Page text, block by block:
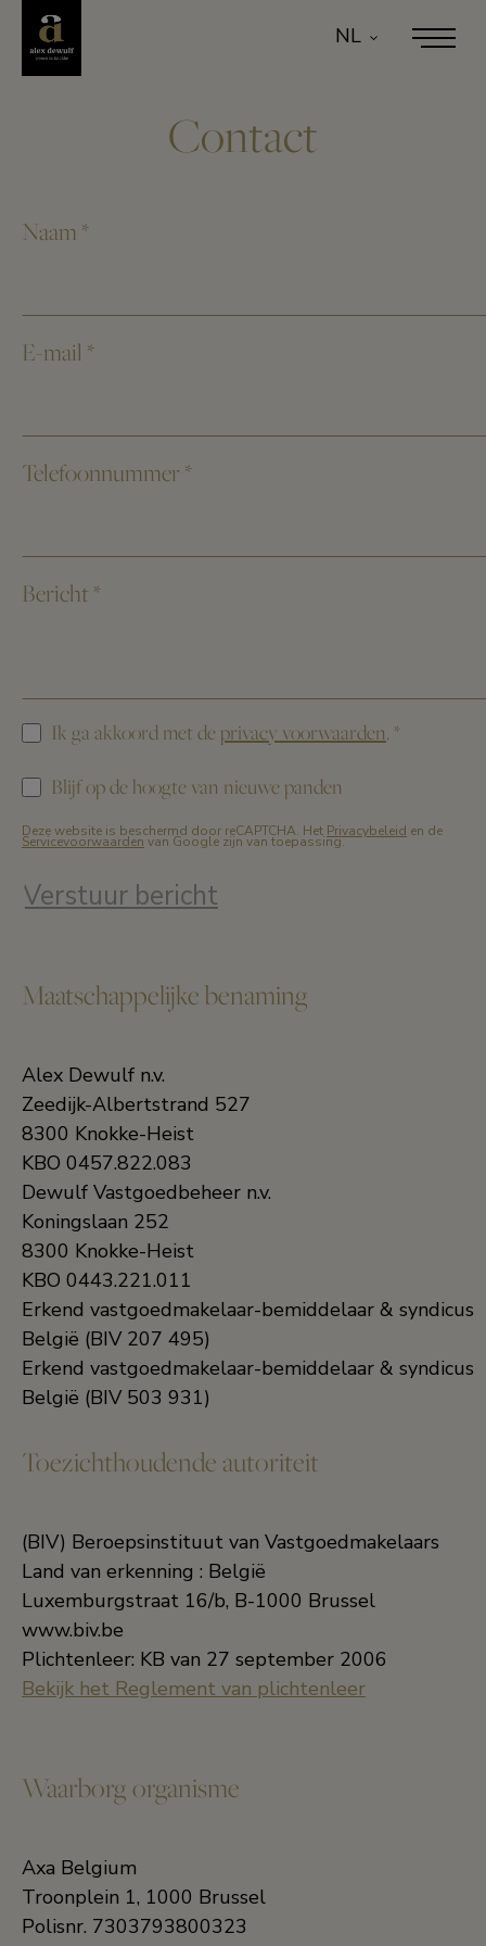
NL
Contact
Naam *
E-mail *
Telefoonnummer *
Bericht *
Ik ga akkoord met de privacy voorwaarden. *
Blijf op de hoogte van nieuwe panden
Deze website is beschermd door reCAPTCHA. Het Privacybeleid en de
Servicevoorwaarden van Google zijn van toepassing.
Maatschappelijke benaming
Alex Dewulf n.v.
Zeedijk-Albertstrand 527
8300 Knokke-Heist
KBO 0457.822.083
Dewulf Vastgoedbeheer n.v.
Koningslaan 252
8300 Knokke-Heist
KBO 0443.221.011
Erkend vastgoedmakelaar-bemiddelaar & syndicus
België (BIV 207 495)
Erkend vastgoedmakelaar-bemiddelaar & syndicus
België (BIV 503 931)
Toezichthoudende autoriteit
(BIV) Beroepsinstituut van Vastgoedmakelaars
Land van erkenning : België
Luxemburgstraat 16/b, B-1000 Brussel
www.biv.be
Plichtenleer: KB van 27 september 2006
Bekijk het Reglement van plichtenleer
Waarborg organisme
Axa Belgium
Troonplein 1, 1000 Brussel
Polisnr. 7303793800323